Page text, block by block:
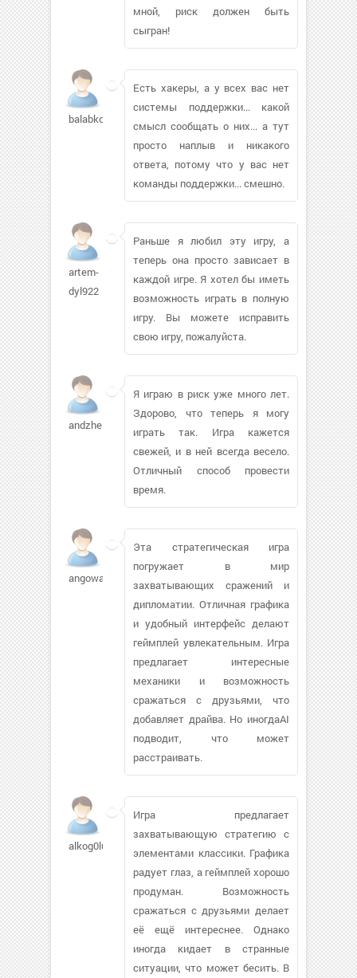
мной, риск должен быть
сыгран!
balabkolg
Есть хакеры, а у всех вас нет
системы поддержки... какой
смысл сообщать о них... а тут
просто наплыв и никакого
ответа, потому что у вас нет
команды поддержки... смешно.
artem-
dyl922
Раньше я любил эту игру, а
теперь она просто зависает в
каждой игре. Я хотел бы иметь
возможность играть в полную
игру. Вы можете исправить
свою игру, пожалуйста.
andzheipak
Я играю в риск уже много лет.
Здорово, что теперь я могу
играть так. Игра кажется
свежей, и в ней всегда весело.
Отличный способ провести
время.
angowagirl
Эта стратегическая игра
погружает в мир
захватывающих сражений и
дипломатии. Отличная графика
и удобный интерфейс делают
геймплей увлекательным. Игра
предлагает интересные
механики и возможность
сражаться с друзьями, что
добавляет драйва. Но иногдаAI
подводит, что может
расстраивать.
alkog0luk346
Игра предлагает
захватывающую стратегию с
элементами классики. Графика
радует глаз, а геймплей хорошо
продуман. Возможность
сражаться с друзьями делает
её ещё интереснее. Однако
иногда кидает в странные
ситуации, что может бесить. В